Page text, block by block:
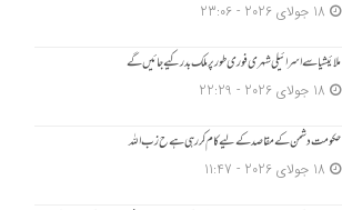
18 جولای 2026 - 23:06
ملائیشیا سے اسرائیلی شہری فوری طور پر ملک بدر کیے جائیں گے
18 جولای 2026 - 22:29
حکومت دشمن کے مقاصد کے لیے کام کر رہی ہے ح زب ا للہ
18 جولای 2026 - 11:47